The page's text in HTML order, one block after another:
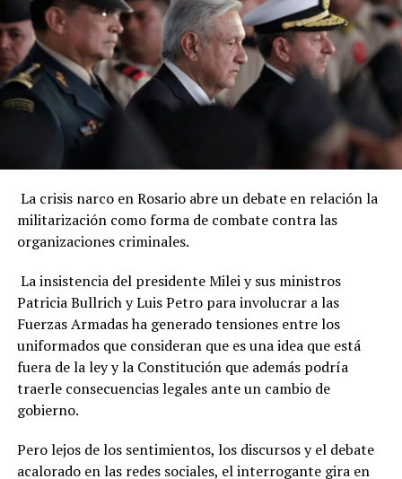
La crisis narco en Rosario abre un debate en relación la
militarización como forma de combate contra las
organizaciones criminales.
La insistencia del presidente Milei y sus ministros
Patricia Bullrich y Luis Petro para involucrar a las
Fuerzas Armadas ha generado tensiones entre los
uniformados que consideran que es una idea que está
fuera de la ley y la Constitución que además podría
traerle consecuencias legales ante un cambio de
gobierno.
Pero lejos de los sentimientos, los discursos y el debate
acalorado en las redes sociales, el interrogante gira en